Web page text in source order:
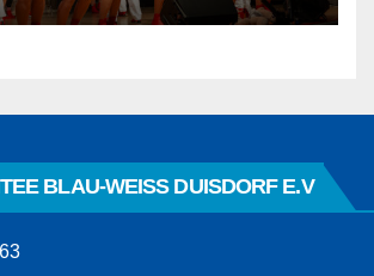
BLAU-WEISS DUISDORF E.V